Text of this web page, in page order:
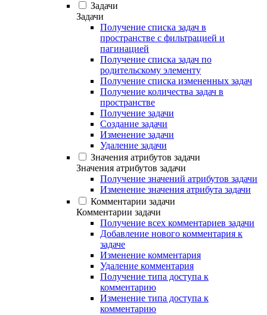
Задачи
Задачи
Получение списка задач в
пространстве с фильтрацией и
пагинацией
Получение списка задач по
родительскому элементу
Получение списка измененных задач
Получение количества задач в
пространстве
Получение задачи
Создание задачи
Изменение задачи
Удаление задачи
Значения атрибутов задачи
Значения атрибутов задачи
Получение значений атрибутов задачи
Изменение значения атрибута задачи
Комментарии задачи
Комментарии задачи
Получение всех комментариев задачи
Добавление нового комментария к
задаче
Изменение комментария
Удаление комментария
Получение типа доступа к
комментарию
Изменение типа доступа к
комментарию